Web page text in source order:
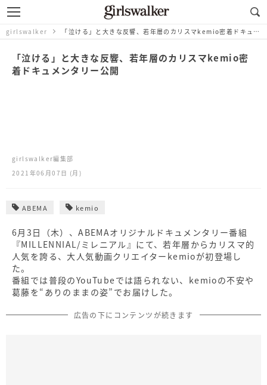
girlswalker 「泣ける」と大きな反響、若年層のカリスマkemio密着ドキュメンタリー公開
「泣ける」と大きな反響、若年層のカリスマkemio密
着ドキュメンタリー公開
girlswalker編集部
2021年06月07日 (月)
ABEMA kemio
6月3日（木）、ABEMAオリジナルドキュメンタリー番組
『MILLENNIAL/ミレニアル』にて、若年層からカリスマ的
人気を誇る、大人気動画クリエイターkemioが初登場し
た。
番組では普段のYouTubeでは語られない、kemioの不安や
葛藤を“ありのままの姿”でお届けした。
広告の下にコンテンツが続きます